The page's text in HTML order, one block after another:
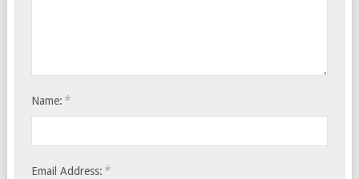
Name: *
Email Address: *